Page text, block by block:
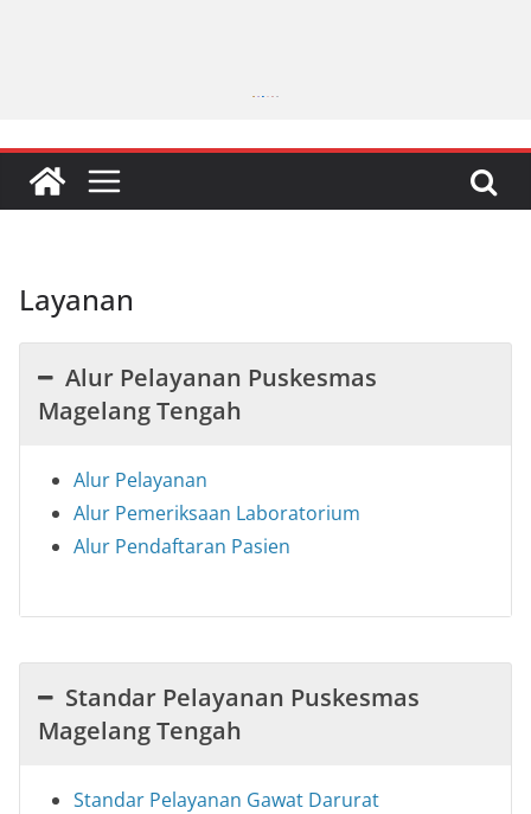
Layanan
Alur Pelayanan Puskesmas
Magelang Tengah
Alur Pelayanan
Alur Pemeriksaan Laboratorium
Alur Pendaftaran Pasien
Standar Pelayanan Puskesmas
Magelang Tengah
Standar Pelayanan Gawat Darurat